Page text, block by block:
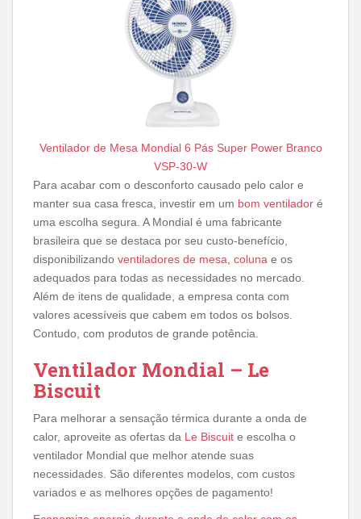
Ventilador de Mesa Mondial 6 Pás Super Power Branco
VSP-30-W
Para acabar com o desconforto causado pelo calor e
manter sua casa fresca, investir em um bom ventilador é
uma escolha segura. A Mondial é uma fabricante
brasileira que se destaca por seu custo-benefício,
disponibilizando ventiladores de mesa coluna e os
adequados para todas as necessidades no mercado.
Além de itens de qualidade, a empresa conta com
valores acessíveis que cabem em todos os bolsos.
Contudo, com produtos de grande potência.
Ventilador Mondial – Le
Biscuit
Para melhorar a sensação térmica durante a onda de
calor, aproveite as ofertas da Le Biscuit e escolha o
ventilador Mondial que melhor atende suas
necessidades. São diferentes modelos, com custos
variados e as melhores opções de pagamento!